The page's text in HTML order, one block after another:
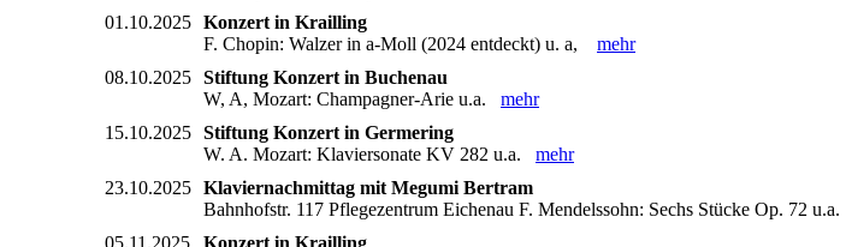
01.10.2025 Konzert in Krailling
F. Chopin: Walzer in a-Moll (2024 entdeckt) u. a, mehr
08.10.2025 Stiftung Konzert in Buchenau
W, A, Mozart: Champagner-Arie u.a. mehr
15.10.2025 Stiftung Konzert in Germering
W. A. Mozart: Klaviersonate KV 282 u.a. mehr
23.10.2025 Klaviernachmittag mit Megumi Bertram
Bahnhofstr. 117 Pflegezentrum Eichenau F. Mendelssohn: Sechs Stücke Op. 72 u.a.
05.11.2025
Konzert in Krailling